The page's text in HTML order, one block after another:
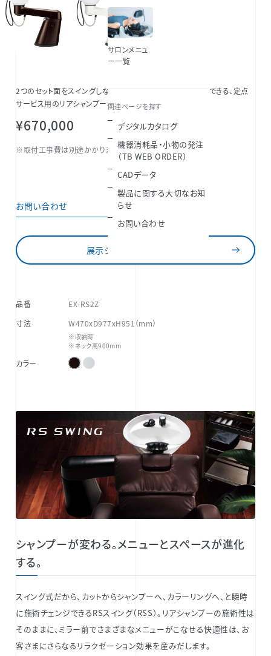
サロンメニュ
ー一覧
関連ページを探す
デジタルカタログ
機器消耗品・小物の発注
（TB WEB ORDER）
CADデータ
製品に関する大切なお知
らせ
お問い合わせ
2つのセット面をスイングしながらスムーズに施術チェンジができる、定点
サービス用のリアシャンプー機器。
¥670,000
※取付工事費は別途かかります。
お問い合わせ
展示ショールームをさがす
品番
EX-RS2Z
寸法
W470xD977xH951（mm）
※収納時
※ネック高900mm
カラー
シャンプーが変わる。メニューとスペースが進化
する。
スイング式だから、カットからシャンプーへ、カラーリングへ、と瞬時
に施術チェンジできるRSスイング（RSS）。リアシャンプーの施術性は
そのままに、ミラー前でさまざまなメニューがこなせる快適性は、お
客さまにさらなるリラクゼーション効果を産みだします。